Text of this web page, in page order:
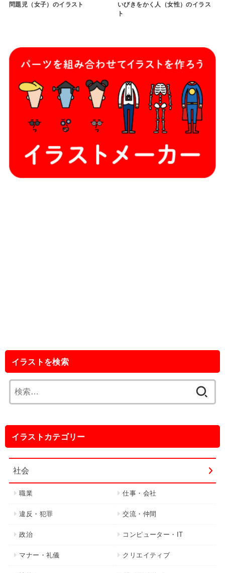
問題児（女子）のイラスト
いびきをかく人（女性）のイラス
ト
イラストを検索
索:
イラストカテゴリー
社会
職業 仕事・会社
違反・犯罪 交流・仲間
政治 コンピューター・IT
マナー・礼儀 クリエイティブ